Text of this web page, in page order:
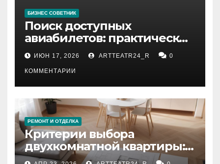
БИЗНЕС СОВЕТНИК
Поиск доступных
авиабилетов: практические
рекомендации
ИЮН 17, 2026 ARTTEATR24_R 0
КОММЕНТАРИИ
РЕМОНТ И ОТДЕЛКА
Критерии выбора
двухкомнатной квартиры:
планировка, площадь,